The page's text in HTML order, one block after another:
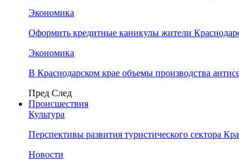
Экономика
Оформить кредитные каникулы жители
Экономика
В Краснодарском крае объемы производства
Пред След
Происшествия
Культура
Перспективы развития туристического сектора
Новости